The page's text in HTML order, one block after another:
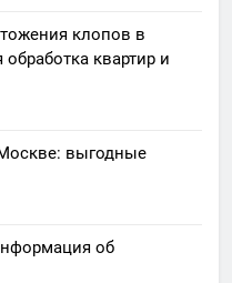
клопов в
квартир и
выгодные
об